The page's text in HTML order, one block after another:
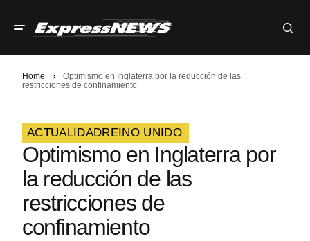
Home
Optimismo en Inglaterra por la reducción de las
restricciones de confinamiento
ACTUALIDADREINO UNIDO
Optimismo en Inglaterra por
la reducción de las
restricciones de
confinamiento